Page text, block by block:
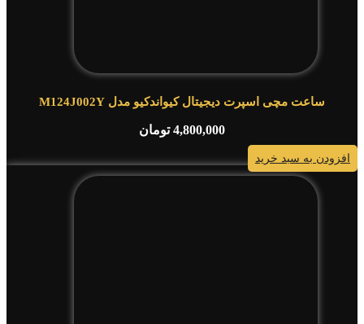
ساعت مچی اسپرت دیجیتال کیواندکیو مدل M124J002Y
4,800,000 تومان
افزودن به سبد خرید